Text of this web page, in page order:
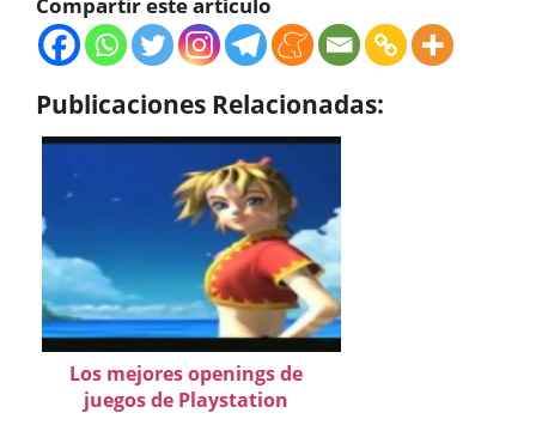
Publicaciones Relacionadas:
Los mejores openings de
juegos de Playstation